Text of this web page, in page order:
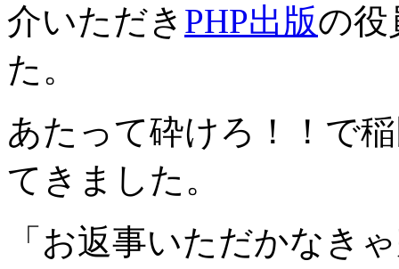
介いただき PHP出版の役
た。
あたって砕けろ！！で
てきました。
「お返事いただかなき